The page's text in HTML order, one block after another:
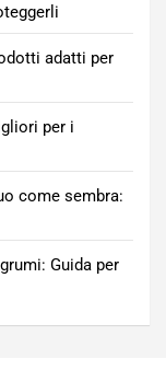
adatti per
per i
come sembra:
Guida per